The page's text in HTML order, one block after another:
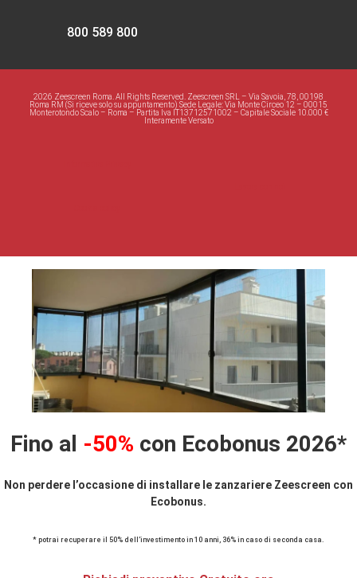
800 589 800
2026 Zeescreen Roma. All Rights Reserved. Zeescreen SRL – Via Savoia, 78, 00198
Roma RM (Si riceve solo su appuntamento) Sede Legale: Via Monte Circeo 12 – 00015
Monterotondo Scalo – Roma – Partita Iva IT13712571002 – Capitale Sociale 10.000 €
Interamente Versato
Fino al -50% con Ecobonus 2026*
Non perdere l’occasione di installare le zanzariere Zeescreen con
Ecobonus.
* potrai recuperare il 50% dell’investimento in 10 anni, 36% in caso di seconda casa.